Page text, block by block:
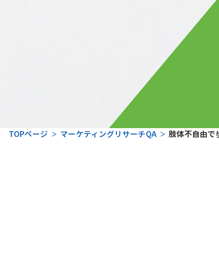
TOPページ マーケティングリサーチQA 肢体不自由で